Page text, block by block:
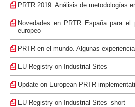
PRTR 2019: Análisis de metodologías
Novedades en PRTR España para
europeo
PRTR en el mundo. Algunas
EU Registry on Industrial Sites
Update on European PRTR
EU Registry on Industrial Sites_short